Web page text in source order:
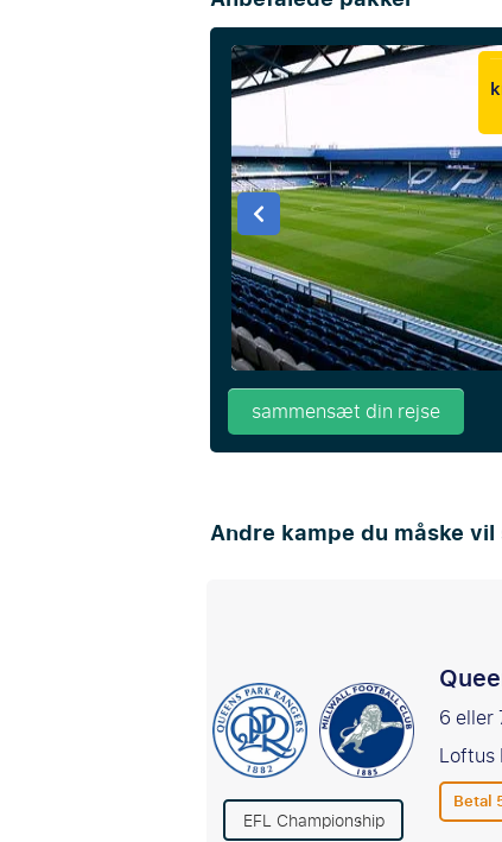
sammensæt din rejse
Andre kampe du måske vil
EFL Championship
6 eller
Loftus
Betal